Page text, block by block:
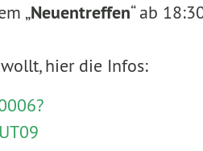
„Neuentreffen“ ab
hier die Infos: